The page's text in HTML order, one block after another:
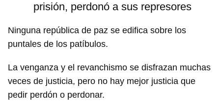
prisión, perdonó a sus represores
Ninguna república de paz se edifica sobre los
puntales de los patíbulos.
La venganza y el revanchismo se disfrazan muchas
veces de justicia, pero no hay mejor justicia que
pedir perdón o perdonar.